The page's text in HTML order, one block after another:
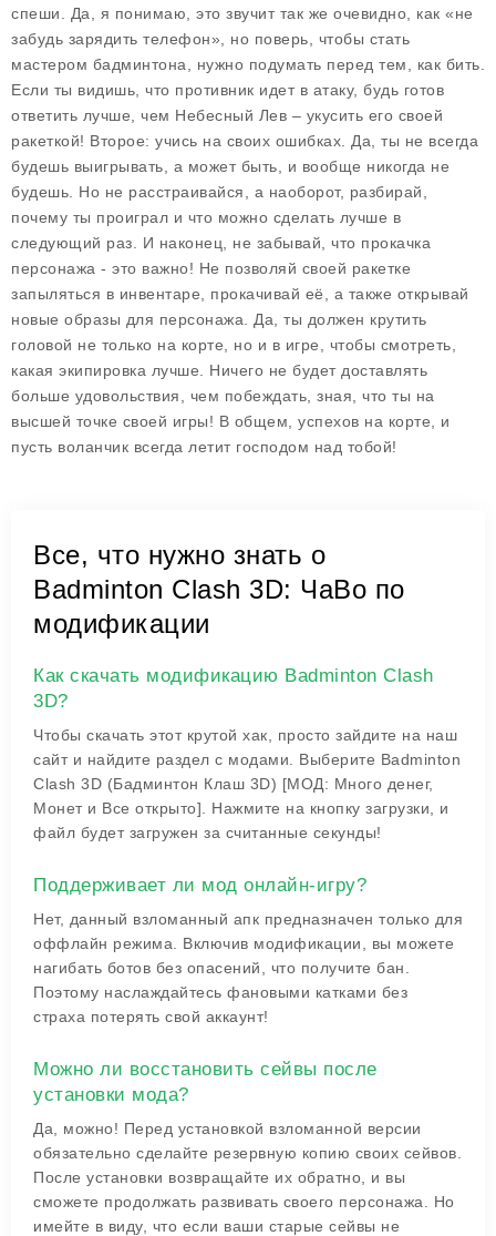
спеши. Да, я понимаю, это звучит так же очевидно, как «не
забудь зарядить телефон», но поверь, чтобы стать
мастером бадминтона, нужно подумать перед тем, как бить.
Если ты видишь, что противник идет в атаку, будь готов
ответить лучше, чем Небесный Лев – укусить его своей
ракеткой! Второе: учись на своих ошибках. Да, ты не всегда
будешь выигрывать, а может быть, и вообще никогда не
будешь. Но не расстраивайся, а наоборот, разбирай,
почему ты проиграл и что можно сделать лучше в
следующий раз. И наконец, не забывай, что прокачка
персонажа - это важно! Не позволяй своей ракетке
запыляться в инвентаре, прокачивай её, а также открывай
новые образы для персонажа. Да, ты должен крутить
головой не только на корте, но и в игре, чтобы смотреть,
какая экипировка лучше. Ничего не будет доставлять
больше удовольствия, чем побеждать, зная, что ты на
высшей точке своей игры! В общем, успехов на корте, и
пусть воланчик всегда летит господом над тобой!
Все, что нужно знать о
Badminton Clash 3D: ЧаВо по
модификации
Как скачать модификацию Badminton Clash
3D?
Чтобы скачать этот крутой хак, просто зайдите на наш
сайт и найдите раздел с модами. Выберите Badminton
Clash 3D (Бадминтон Клаш 3D) [МОД: Много денег,
Монет и Все открыто]. Нажмите на кнопку загрузки, и
файл будет загружен за считанные секунды!
Поддерживает ли мод онлайн-игру?
Нет, данный взломанный апк предназначен только для
оффлайн режима. Включив модификации, вы можете
нагибать ботов без опасений, что получите бан.
Поэтому наслаждайтесь фановыми катками без
страха потерять свой аккаунт!
Можно ли восстановить сейвы после
установки мода?
Да, можно! Перед установкой взломанной версии
обязательно сделайте резервную копию своих сейвов.
После установки возвращайте их обратно, и вы
сможете продолжать развивать своего персонажа. Но
имейте в виду, что если ваши старые сейвы не